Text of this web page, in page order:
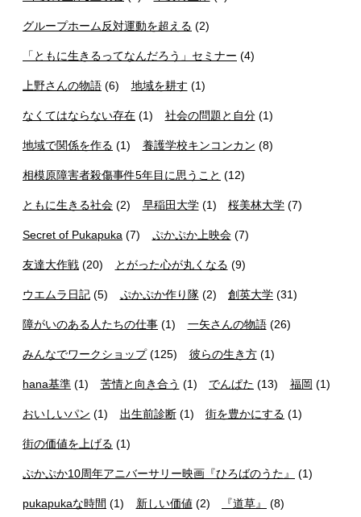
グループホーム反対運動を超える (2)
「ともに生きるってなんだろう」セミナー (4)
上野さんの物語 (6) 地域を耕す (1)
なくてはならない存在 (1) 社会の問題と自分(1)
地域で関係を作る (1) 養護学校キンコンカン (8)
相模原障害者殺傷事件5年目に思うこと (12)
ともに生きる社会 (2) 早稲田大学(1) 桜美林大学 (7)
Secret of Pukapuka (7) ぷかぷか上映会(7)
友達大作戦 (20) とがった心が丸くなる (9)
ウエムラ日記 (5) ぷかぷか作り隊(2) 創英大学 (31)
障がいのある人たちの仕事 (1) 一矢さんの物語(26)
みんなでワークショップ(125) 彼らの生き方(1)
hana基準 (1) 苦情と向き合う (1) でんぱた (13) 福岡 (1)
おいしいパン (1) 出生前診断(1) 街を豊かにする (1)
街の価値を上げる (1)
ぷかぷか10周年アニバーサリー映画『ひろばのうた』 (1)
pukapukaな時間 (1) 新しい価値 (2) 『道草』 (8)